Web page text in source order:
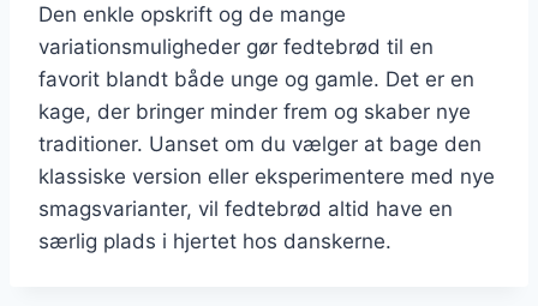
Den enkle opskrift og de mange
variationsmuligheder gør fedtebrød til en
favorit blandt både unge og gamle. Det er en
kage, der bringer minder frem og skaber nye
traditioner. Uanset om du vælger at bage den
klassiske version eller eksperimentere med nye
smagsvarianter, vil fedtebrød altid have en
særlig plads i hjertet hos danskerne.